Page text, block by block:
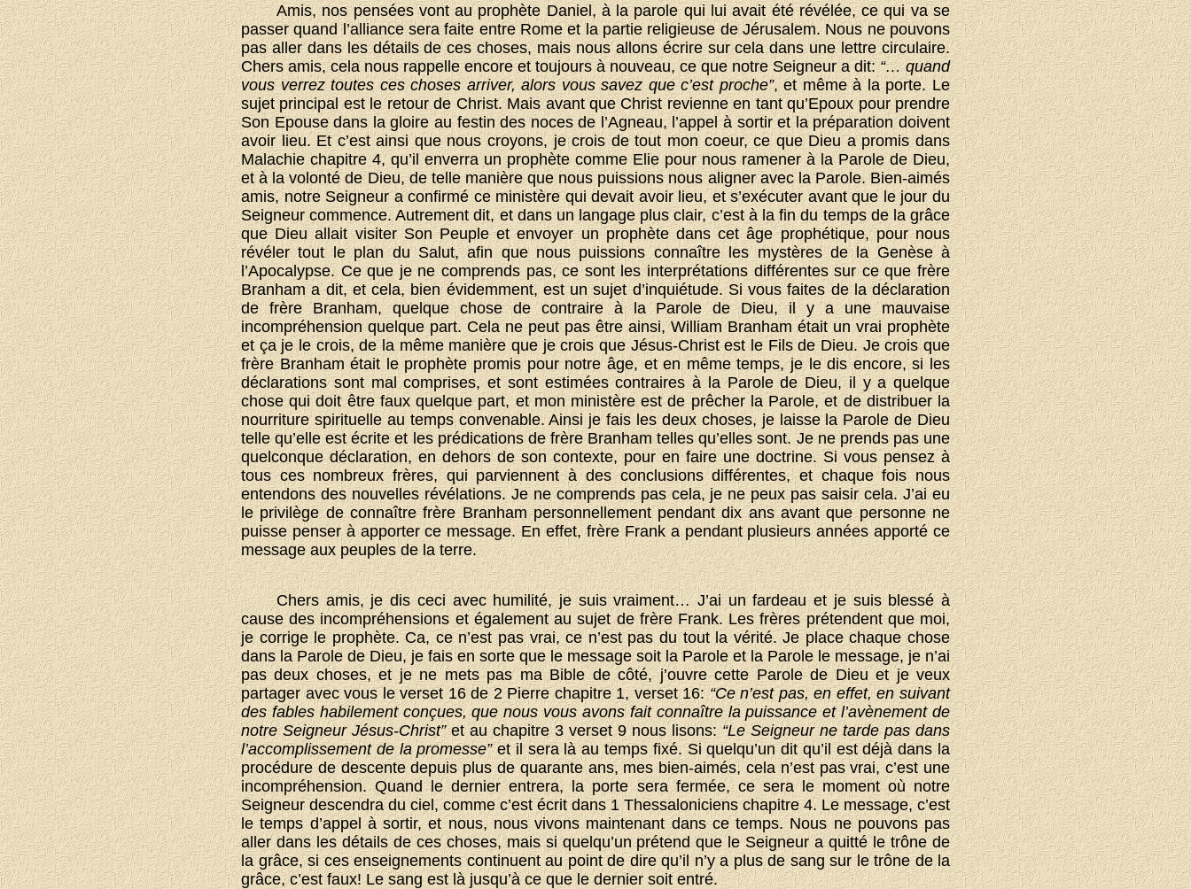
Amis, nos pensées vont au prophète Daniel, à la parole qui lui avait été révélée, ce qui va se
passer quand l’alliance sera faite entre Rome et la partie religieuse de Jérusalem. Nous ne pouvons
pas aller dans les détails de ces choses, mais nous allons écrire sur cela dans une lettre circulaire.
Chers amis, cela nous rappelle encore et toujours à nouveau, ce que notre Seigneur a dit:“… quand
vous verrez toutes ces choses arriver, alors vous savez que c’est proche”, et même à la porte. Le
sujet principal est le retour de Christ. Mais avant que Christ revienne en tant qu’Epoux pour prendre
Son Epouse dans la gloire au festin des noces de l’Agneau, l’appel à sortir et la préparation doivent
avoir lieu. Et c’est ainsi que nous croyons, je crois de tout mon coeur, ce que Dieu a promis dans
Malachie chapitre 4, qu’il enverra un prophète comme Elie pour nous ramener à la Parole de Dieu,
et à la volonté de Dieu, de telle manière que nous puissions nous aligner avec la Parole. Bien-aimés
amis, notre Seigneur a confirmé ce ministère qui devait avoir lieu, et s’exécuter avant que le jour du
Seigneur commence. Autrement dit, et dans un langage plus clair, c’est à la fin du temps de la grâce
que Dieu allait visiter Son Peuple et envoyer un prophète dans cet âge prophétique, pour nous
révéler tout le plan du Salut, afin que nous puissions connaître les mystères de la Genèse à
l’Apocalypse. Ce que je ne comprends pas, ce sont les interprétations différentes sur ce que frère
Branham a dit, et cela, bien évidemment, est un sujet d’inquiétude. Si vous faites de la déclaration
de frère Branham, quelque chose de contraire à la Parole de Dieu, il y a une mauvaise
incompréhension quelque part. Cela ne peut pas être ainsi, William Branham était un vrai prophète
et ça je le crois, de la même manière que je crois que Jésus-Christ est le Fils de Dieu. Je crois que
frère Branham était le prophète promis pour notre âge, et en même temps, je le dis encore, si les
déclarations sont mal comprises, et sont estimées contraires à la Parole de Dieu, il y a quelque
chose qui doit être faux quelque part, et mon ministère est de prêcher la Parole, et de distribuer la
nourriture spirituelle au temps convenable. Ainsi je fais les deux choses, je laisse la Parole de Dieu
telle qu’elle est écrite et les prédications de frère Branham telles qu’elles sont. Je ne prends pas une
quelconque déclaration, en dehors de son contexte, pour en faire une doctrine. Si vous pensez à
tous ces nombreux frères, qui parviennent à des conclusions différentes, et chaque fois nous
entendons des nouvelles révélations. Je ne comprends pas cela, je ne peux pas saisir cela. J’ai eu
le privilège de connaître frère Branham personnellement pendant dix ans avant que personne ne
puisse penser à apporter ce message. En effet, frère Frank a pendant plusieurs années apporté ce
message aux peuples de la terre.
Chers amis, je dis ceci avec humilité, je suis vraiment… J’ai un fardeau et je suis blessé à
cause des incompréhensions et également au sujet de frère Frank. Les frères prétendent que moi,
je corrige le prophète. Ca, ce n’est pas vrai, ce n’est pas du tout la vérité. Je place chaque chose
dans la Parole de Dieu, je fais en sorte que le message soit la Parole et la Parole le message, je n’ai
pas deux choses, et je ne mets pas ma Bible de côté, j’ouvre cette Parole de Dieu et je veux
partager avec vous le verset 16 de 2 Pierre chapitre 1, verset 16:“Ce n’est pas, en effet, en suivant
des fables habilement conçues, que nous vous avons fait connaître la puissance et l’avènement de
notre Seigneur Jésus-Christ”et au chapitre 3 verset 9 nous lisons:“Le Seigneur ne tarde pas dans
l’accomplissement de la promesse”et il sera là au temps fixé. Si quelqu’un dit qu’il est déjà dans la
procédure de descente depuis plus de quarante ans, mes bien-aimés, cela n’est pas vrai, c’est une
incompréhension. Quand le dernier entrera, la porte sera fermée, ce sera le moment où notre
Seigneur descendra du ciel, comme c’est écrit dans 1 Thessaloniciens chapitre 4. Le message, c’est
le temps d’appel à sortir, et nous, nous vivons maintenant dans ce temps. Nous ne pouvons pas
aller dans les détails de ces choses, mais si quelqu’un prétend que le Seigneur a quitté le trône de
la grâce, si ces enseignements continuent au point de dire qu’il n’y a plus de sang sur le trône de la
grâce, c’est faux! Le sang est là jusqu’à ce que le dernier soit entré.